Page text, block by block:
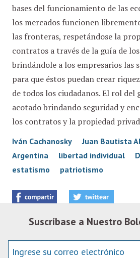
bases del funcionamiento de las
los mercados funcionen
las fronteras, respetándose la
contratos a través de la guía de
brindándole a los empresarios las
para que éstos puedan crear
de todos los ciudadanos. El rol del
acotado brindando seguridad y
los contratos y la propiedad
Iván Cachanosky
Juan Bautista
Argentina
libertad individual
estatismo
patriotismo
Suscríbase a Nuestro